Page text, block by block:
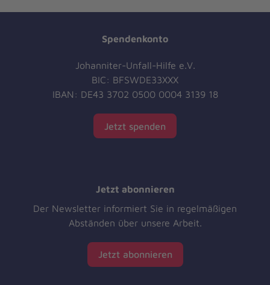
Spendenkonto
Johanniter-Unfall-Hilfe e.V.
BIC: BFSWDE33XXX
IBAN: DE43 3702 0500 0004 3139 18
Jetzt spenden
Jetzt abonnieren
Der Newsletter informiert Sie in regelmäßigen
Abständen über unsere Arbeit.
Jetzt abonnieren